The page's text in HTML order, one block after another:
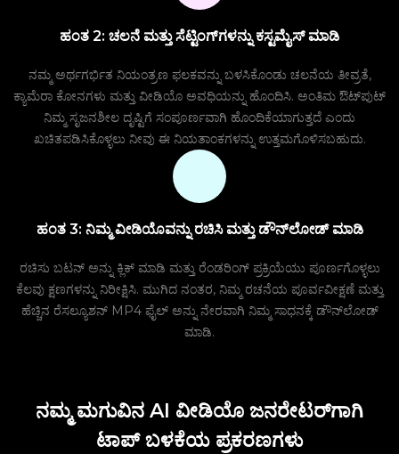
ಹಂತ 2: ಚಲನೆ ಮತ್ತು ಸೆಟ್ಟಿಂಗ್‌ಗಳನ್ನು ಕಸ್ಟಮೈಸ್ ಮಾಡಿ
ನಮ್ಮ ಅರ್ಥಗರ್ಭಿತ ನಿಯಂತ್ರಣ ಫಲಕವನ್ನು ಬಳಸಿಕೊಂಡು ಚಲನೆಯ ತೀವ್ರತೆ,
ಕ್ಯಾಮೆರಾ ಕೋನಗಳು ಮತ್ತು ವೀಡಿಯೊ ಅವಧಿಯನ್ನು ಹೊಂದಿಸಿ. ಅಂತಿಮ ಔಟ್‌ಪುಟ್
ನಿಮ್ಮ ಸೃಜನಶೀಲ ದೃಷ್ಟಿಗೆ ಸಂಪೂರ್ಣವಾಗಿ ಹೊಂದಿಕೆಯಾಗುತ್ತದೆ ಎಂದು
ಖಚಿತಪಡಿಸಿಕೊಳ್ಳಲು ನೀವು ಈ ನಿಯತಾಂಕಗಳನ್ನು ಉತ್ತಮಗೊಳಿಸಬಹುದು.
ಹಂತ 3: ನಿಮ್ಮ ವೀಡಿಯೊವನ್ನು ರಚಿಸಿ ಮತ್ತು ಡೌನ್‌ಲೋಡ್ ಮಾಡಿ
ರಚಿಸು ಬಟನ್ ಅನ್ನು ಕ್ಲಿಕ್ ಮಾಡಿ ಮತ್ತು ರೆಂಡರಿಂಗ್ ಪ್ರಕ್ರಿಯೆಯು ಪೂರ್ಣಗೊಳ್ಳಲು
ಕೆಲವು ಕ್ಷಣಗಳನ್ನು ನಿರೀಕ್ಷಿಸಿ. ಮುಗಿದ ನಂತರ, ನಿಮ್ಮ ರಚನೆಯ ಪೂರ್ವವೀಕ್ಷಣೆ ಮತ್ತು
ಹೆಚ್ಚಿನ ರೆಸಲ್ಯೂಶನ್ MP4 ಫೈಲ್ ಅನ್ನು ನೇರವಾಗಿ ನಿಮ್ಮ ಸಾಧನಕ್ಕೆ ಡೌನ್‌ಲೋಡ್
ಮಾಡಿ.
ನಮ್ಮ ಮಗುವಿನ AI ವೀಡಿಯೊ ಜನರೇಟರ್‌ಗಾಗಿ
ಟಾಪ್ ಬಳಕೆಯ ಪ್ರಕರಣಗಳು